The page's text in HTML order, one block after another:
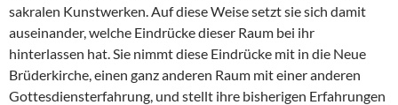
sakralen Kunstwerken. Auf diese Weise setzt sie sich damit
auseinander, welche Eindrücke dieser Raum bei ihr
hinterlassen hat. Sie nimmt diese Eindrücke mit in die Neue
Brüderkirche, einen ganz anderen Raum mit einer anderen
Gottesdiensterfahrung, und stellt ihre bisherigen Erfahrungen